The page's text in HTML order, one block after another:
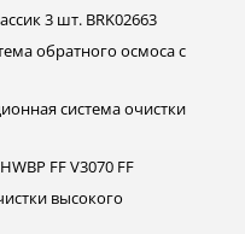
3 шт. BRK02663
обратного осмоса с
система очистки
FF V3070 FF
высокого